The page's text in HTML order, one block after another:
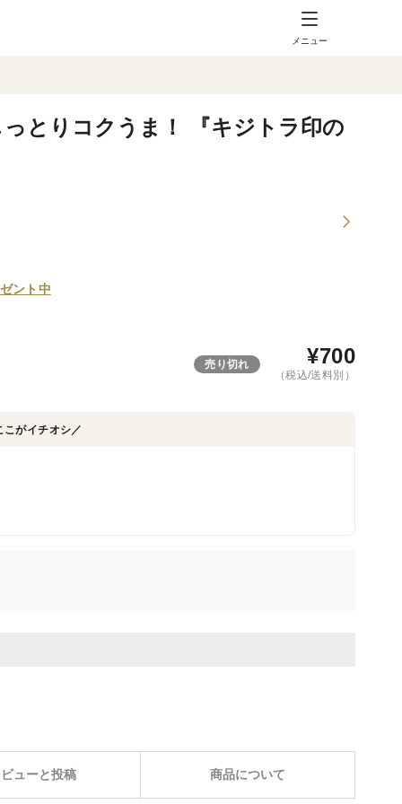
メニュー
とりコクうま！ 『キジトラ印の
ント中
売り切れ ¥700
（税込/送料別）
こがイチオシ／
ューと投稿 商品について